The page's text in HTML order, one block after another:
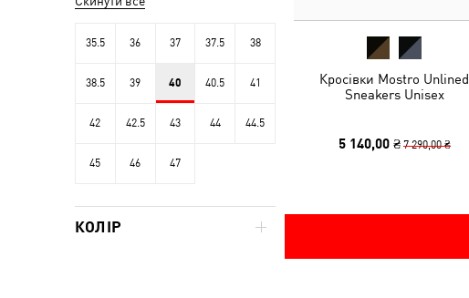
Кросівки Mostro Unlined
Sneakers Unisex
5 140,00 ₴ 7 290,00 ₴
35.5 36 37 37.5 38
38.5 39 40 40.5 41
42 42.5 43 44 44.5
45 46 47
КОЛІР